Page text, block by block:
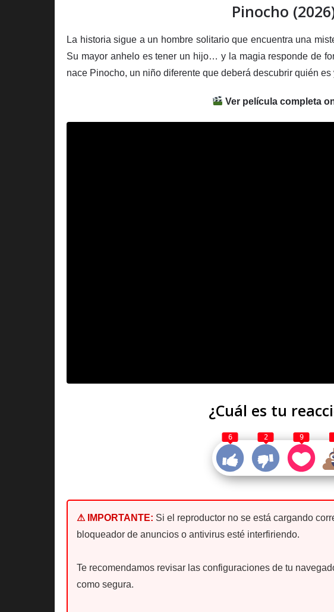
Pinocho
La historia sigue a un hombre solitario que encuentra una
Su mayor anhelo es tener un hijo… y la magia responde de
nace Pinocho, un niño diferente que deberá descubrir quién
Ver película completa
¿Cuál es tu
6 2 9
⚠ IMPORTANTE: Si el reproductor no se está cargando
bloqueador de anuncios o antivirus esté interfiriendo.
Te recomendamos revisar las configuraciones de tu
como segura.